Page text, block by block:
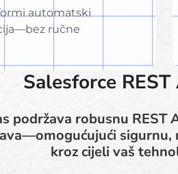
automatski
ručne
Salesforce
podržava robusnu REST
kroz cijeli vaš